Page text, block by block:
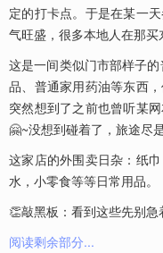
定的打卡点。于是在某一
气旺盛，很多本地人在那买
这是一间类似门市部样子
品、普通家用药油等东西
突然想到了之前也曾听某
🤗~没想到碰着了，旅途尽
这家店的外围卖日杂：纸
水，小零食等等日常用品。
👏敲黑板：看到这些先别急
阅读剩余部分...